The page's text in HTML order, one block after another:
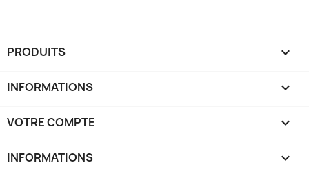
PRODUITS 
INFORMATIONS 
VOTRE COMPTE 
INFORMATIONS keyboard_arrow_down